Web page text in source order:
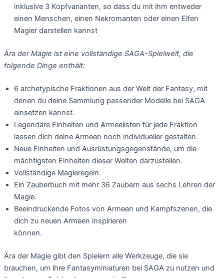
inklusive 3 Kopfvarianten, so dass du mit ihm entweder
einen Menschen, einen Nekromanten oder einen Elfen
Magier darstellen kannst
Ära der Magie ist eine vollständige SAGA-Spielwelt, die
folgende Dinge enthält:
6 archetypische Fraktionen aus der Welt der Fantasy, mit
denen du deine Sammlung passender Modelle bei SAGA
einsetzen kannst.
Legendäre Einheiten und Armeelisten für jede Fraktion
lassen dich deine Armeen noch individueller gestalten.
Neue Einheiten und Ausrüstungsgegenstände, um die
mächtigsten Einheiten dieser Welten darzustellen.
Vollständige Magieregeln.
Ein Zauberbuch mit mehr 36 Zaubern aus sechs Lehren der
Magie.
Beeindruckende Fotos von Armeen und Kampfszenen, die
dich zu neuen Armeen inspirieren
können.
Ära der Magie gibt den Spielern alle Werkzeuge, die sie
brauchen, um ihre Fantasyminiaturen bei SAGA zu nutzen und